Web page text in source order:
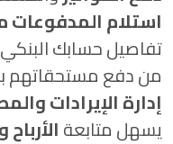
استلام المدفوعات
تفاصيل حسابك البنكي
من دفع مستحقاتهم
إدارة الإيرادات
يسهل متابعة